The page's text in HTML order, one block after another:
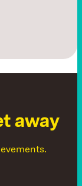
t away